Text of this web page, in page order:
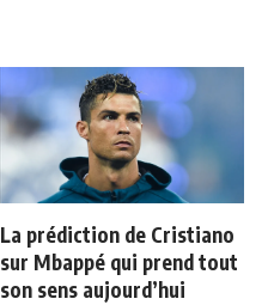
La prédiction de Cristiano
sur Mbappé qui prend tout
son sens aujourd’hui